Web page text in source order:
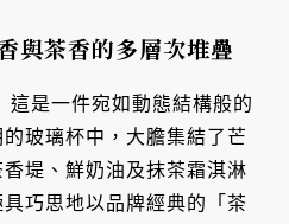
與茶香的多層次堆疊
這是一件宛如動態結構般的
玻璃杯中，大膽集結了芒
堤、鮮奶油及抹茶霜淇淋
巧思地以品牌經典的「茶